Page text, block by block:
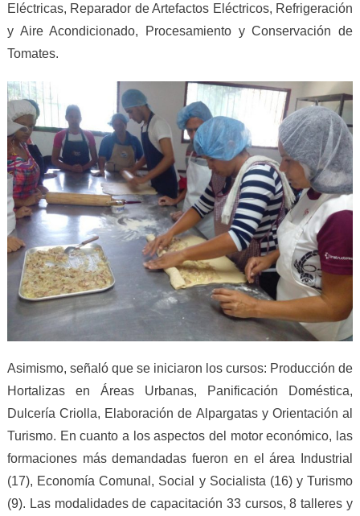
Eléctricas, Reparador de Artefactos Eléctricos, Refrigeración
y Aire Acondicionado, Procesamiento y Conservación de
Tomates.
Asimismo, señaló que se iniciaron los cursos: Producción de
Hortalizas en Áreas Urbanas, Panificación Doméstica,
Dulcería Criolla, Elaboración de Alpargatas y Orientación al
Turismo. En cuanto a los aspectos del motor económico, las
formaciones más demandadas fueron en el área Industrial
(17), Economía Comunal, Social y Socialista (16) y Turismo
(9). Las modalidades de capacitación 33 cursos, 8 talleres y